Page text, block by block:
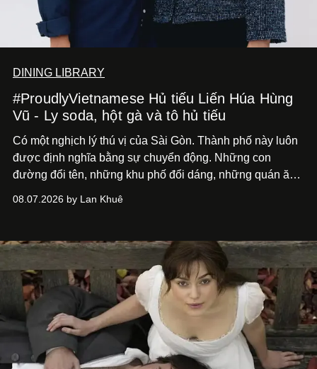
DINING LIBRARY
#ProudlyVietnamese Hủ tiếu Liến Húa Hùng
Vũ - Ly soda, hột gà và tô hủ tiếu
Có một nghịch lý thú vị của Sài Gòn. Thành phố này luôn
được định nghĩa bằng sự chuyển động. Những con
đường đổi tên, những khu phố đổi dáng, những quán ăn
nói về cái mới, về xu hướng tiếp theo, về những điều
08.07.2026 by Lan Khuê